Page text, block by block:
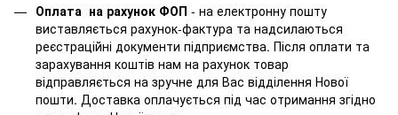
Оплата на рахунок ФОП - на електронну пошту
виставляється рахунок-фактура та надсилаються
реєстраційні документи підприємства. Після оплати та
зарахування коштів нам на рахунок товар
відправляється на зручне для Вас відділення Нової
пошти. Доставка оплачується під час отримання згідно